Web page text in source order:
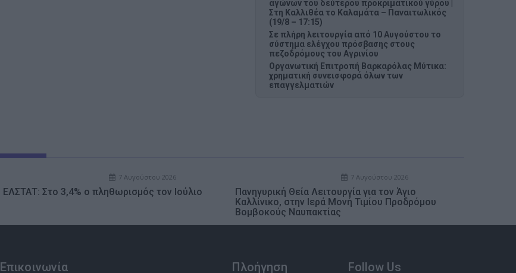
αγώνων του δεύτερου προκριματικού γύρου |
Στη Καλλιθέα το Καλαμάτα – Παναιτωλικός
(19/8 – 17:15)
Σε πλήρη λειτουργία από 10 Αυγούστου το
σύστημα ελέγχου πρόσβασης στους
πεζοδρόμους του Αγρινίου
Οργανωτική Επιτροπή Βαρκαρόλας Μύτικα:
χρηματική συνεισφορά όλων των
επαγγελματιών
7 Αυγούστου 2026
ΕΛΣΤΑΤ: Στο 3,4% ο πληθωρισμός τον Ιούλιο
7 Αυγούστου 2026
Πανηγυρική Θεία Λειτουργία για τον Άγιο
Καλλίνικο, στην Ιερά Μονή Τιμίου Προδρόμου
Βομβοκούς Ναυπακτίας
Επικοινωνία Πλοήγηση Follow Us